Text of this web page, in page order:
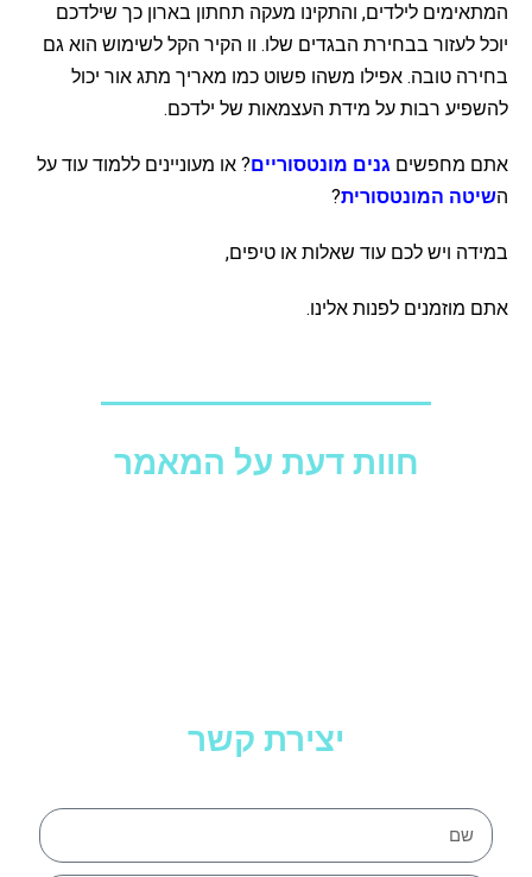
המתאימים לילדים, והתקינו מעקה תחתון בארון כך שילדכם
יוכל לעזור בבחירת הבגדים שלו. וו הקיר הקל לשימוש הוא גם
בחירה טובה. אפילו משהו פשוט כמו מאריך מתג אור יכול
להשפיע רבות על מידת העצמאות של ילדכם.
אתם מחפשים גנים מונטסוריים? או מעוניינים ללמוד עוד על
השיטה המונטסורית?
במידה ויש לכם עוד שאלות או טיפים,
אתם מוזמנים לפנות אלינו.
חוות דעת על המאמר
יצירת קשר